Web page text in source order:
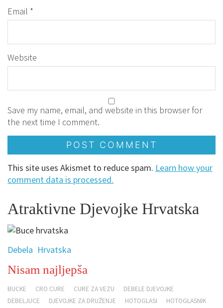
Email *
Website
Save my name, email, and website in this browser for
the next time I comment.
This site uses Akismet to reduce spam. Learn how your
comment data is processed.
Atraktivne Djevojke Hrvatska
Debela Hrvatska
Nisam najljepša
BUCKE CRO CURE CURE ZA VEZU
DEBELE DJEVOJKE
DEBELJUCE
DJEVOJKE ZA DRUŽENJE HOTOGLASI
HOTOGLASNIK